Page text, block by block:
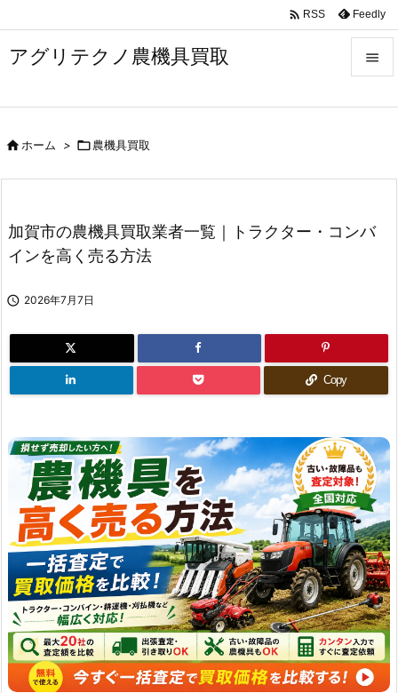
アグリテクノ農機具買取 


 RSS Feedly
ホーム > 農機具買取
加賀市の農機具買取業者一覧｜トラクター・コンバ
インを高く売る方法
 2026年7月7日
Copy